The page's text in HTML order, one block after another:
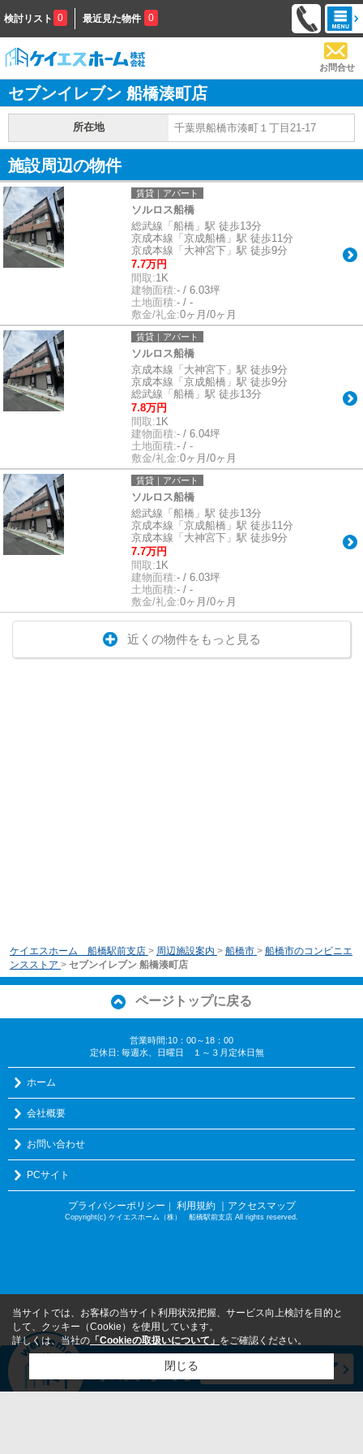
検討リスト 0 最近見た物件 0
お問合せ
セブンイレブン 船橋湊町店
所在地 千葉県船橋市湊町１丁目21-17
施設周辺の物件
賃貸｜アパート
ソルロス船橋
総武線「船橋」駅 徒歩13分
京成本線「京成船橋」駅 徒歩11分
京成本線「大神宮下」駅 徒歩9分
7.7万円
間取:1K
建物面積:- / 6.03坪
土地面積:- / -
敷金/礼金:0ヶ月/0ヶ月
賃貸｜アパート
ソルロス船橋
京成本線「大神宮下」駅 徒歩9分
京成本線「京成船橋」駅 徒歩9分
総武線「船橋」駅 徒歩13分
7.8万円
間取:1K
建物面積:- / 6.04坪
土地面積:- / -
敷金/礼金:0ヶ月/0ヶ月
賃貸｜アパート
ソルロス船橋
総武線「船橋」駅 徒歩13分
京成本線「京成船橋」駅 徒歩11分
京成本線「大神宮下」駅 徒歩9分
7.7万円
間取:1K
建物面積:- / 6.03坪
土地面積:- / -
敷金/礼金:0ヶ月/0ヶ月
近くの物件をもっと見る
ケイエスホーム 船橋駅前支店 > 周辺施設案内 > 船橋市 > 船橋市のコンビニエ
ンスストア > セブンイレブン 船橋湊町店
ページトップに戻る
営業時間:10：00～18：00
定休日: 毎週水、日曜日 １～３月定休日無
ホーム
会社概要
お問い合わせ
PCサイト
プライバシーポリシー ｜ 利用規約 ｜アクセスマップ
Copyright(c) ケイエスホーム（株） 船橋駅前支店 All rights reserved.
当サイトでは、お客様の当サイト利用状況把握、サービス向上検討を目的と
して、クッキー（Cookie）を使用しています。
詳しくは、当社の 「Cookieの取扱いについて」 をご確認ください。
閉じる